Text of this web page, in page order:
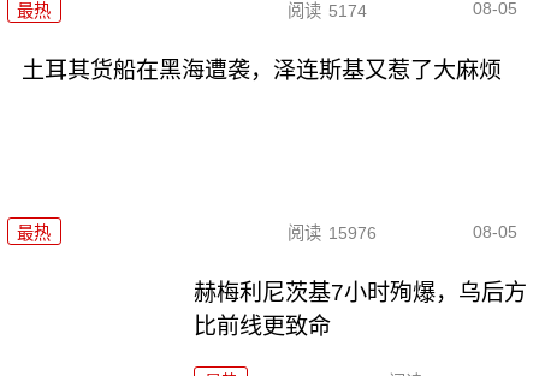
最热 阅读 5174 08-05
土耳其货船在黑海遭袭，泽连斯基又惹了大麻烦
最热 阅读 15976 08-05
赫梅利尼茨基7小时殉爆，乌后方
比前线更致命